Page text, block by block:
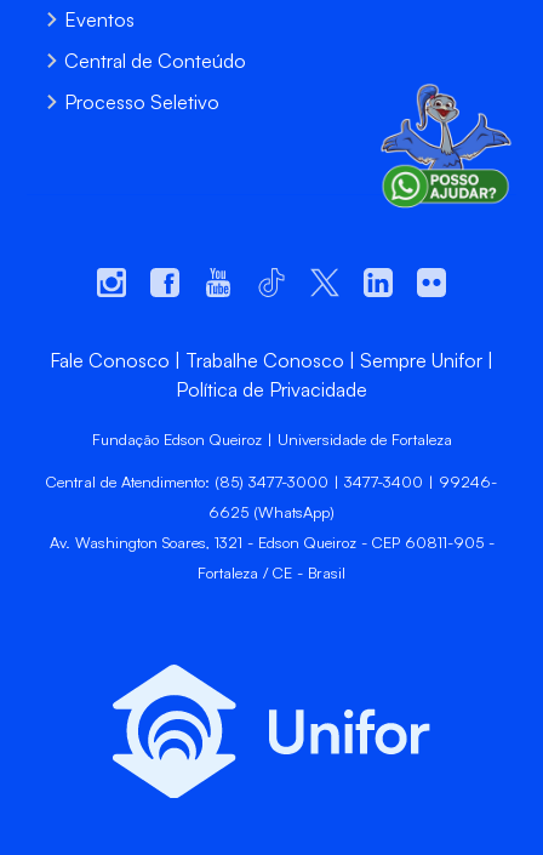
Eventos
Central de Conteúdo
Processo Seletivo
Fale Conosco Trabalhe Conosco
Sempre Unifor
Política de Privacidade
Fundação Edson Queiroz | Universidade de Fortaleza
Central de Atendimento: (85) 3477-3000 | 3477-3400 | 99246-
6625 (WhatsApp)
Av. Washington Soares, 1321 - Edson Queiroz - CEP 60811-905 -
Fortaleza / CE - Brasil